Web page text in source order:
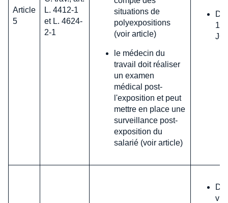
Article
5
L. 4412-1
et L. 4624-
2-1
situations de
polyexpositions
(voir article)
le médecin du
travail doit réaliser
un examen
médical post-
l'exposition et peut
mettre en place une
surveillance post-
exposition du
salarié (voir article)
D.
16